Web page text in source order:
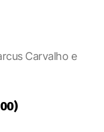
Carvalho e